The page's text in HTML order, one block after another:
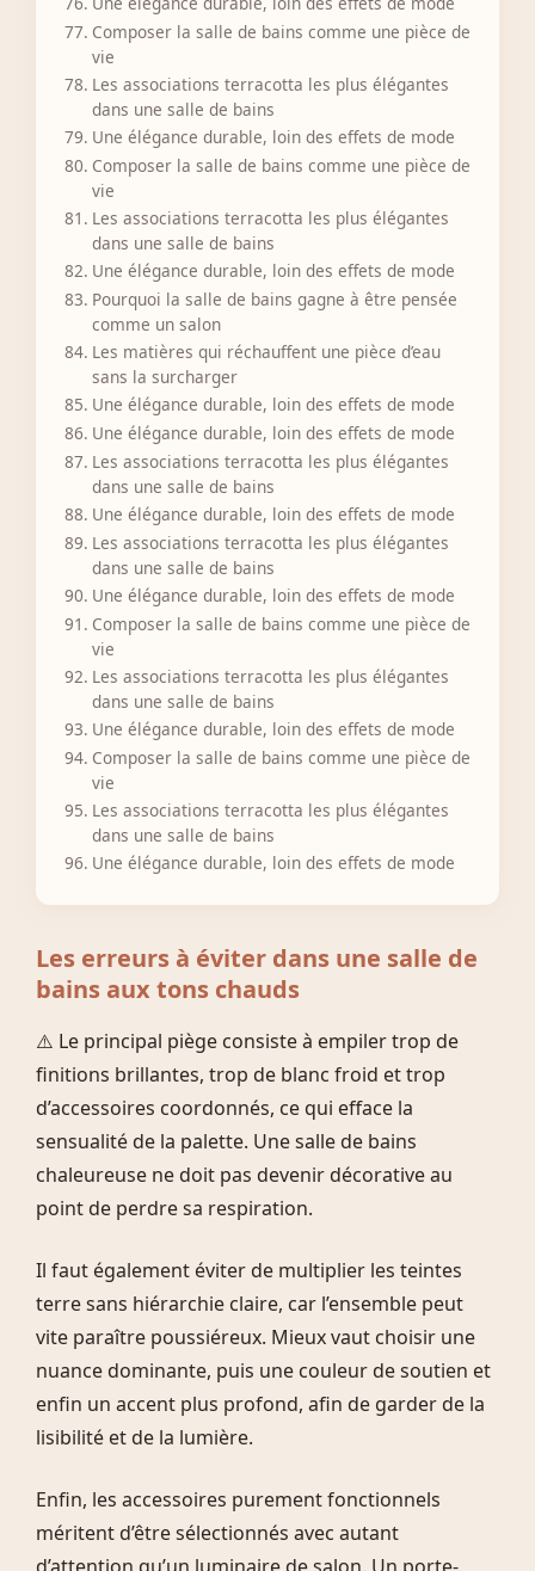
Composer la salle de bains comme une pièce de
vie
Les associations terracotta les plus élégantes
dans une salle de bains
Une élégance durable, loin des effets de mode
Composer la salle de bains comme une pièce de
vie
Les associations terracotta les plus élégantes
dans une salle de bains
Une élégance durable, loin des effets de mode
Pourquoi la salle de bains gagne à être pensée
comme un salon
Les matières qui réchauffent une pièce d’eau
sans la surcharger
Une élégance durable, loin des effets de mode
Une élégance durable, loin des effets de mode
Les associations terracotta les plus élégantes
dans une salle de bains
Une élégance durable, loin des effets de mode
Les associations terracotta les plus élégantes
dans une salle de bains
Une élégance durable, loin des effets de mode
Composer la salle de bains comme une pièce de
vie
Les associations terracotta les plus élégantes
dans une salle de bains
Une élégance durable, loin des effets de mode
Composer la salle de bains comme une pièce de
vie
Les associations terracotta les plus élégantes
dans une salle de bains
Une élégance durable, loin des effets de mode
Les erreurs à éviter dans une salle de
bains aux tons chauds
⚠️ Le principal piège consiste à empiler trop de
finitions brillantes, trop de blanc froid et trop
d’accessoires coordonnés, ce qui efface la
sensualité de la palette. Une salle de bains
chaleureuse ne doit pas devenir décorative au
point de perdre sa respiration.
Il faut également éviter de multiplier les teintes
terre sans hiérarchie claire, car l’ensemble peut
vite paraître poussiéreux. Mieux vaut choisir une
nuance dominante, puis une couleur de soutien et
enfin un accent plus profond, afin de garder de la
lisibilité et de la lumière.
Enfin, les accessoires purement fonctionnels
méritent d’être sélectionnés avec autant